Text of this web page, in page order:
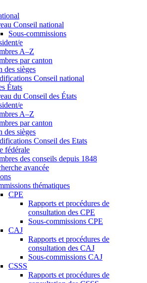
Conseil national
Sous-commissions
e
A–Z
par canton
des sièges
Conseil national
États
du Conseil des États
e
A–Z
par canton
des sièges
Conseil des Etats
fédérale
des conseils depuis 1848
avancée
thématiques
CPE
Rapports et procédures de
consultation des CPE
Sous-commissions CPE
CAJ
Rapports et procédures de
consultation des CAJ
Sous-commissions CAJ
CSSS
Rapports et procédures de